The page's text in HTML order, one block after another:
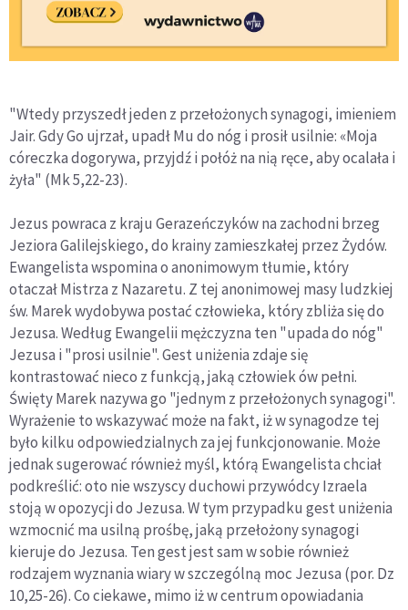
"Wtedy przyszedł jeden z przełożonych synagogi, imieniem
Jair. Gdy Go ujrzał, upadł Mu do nóg i prosił usilnie: «Moja
córeczka dogorywa, przyjdź i połóż na nią ręce, aby ocalała i
żyła" (Mk 5,22-23).
Jezus powraca z kraju Gerazeńczyków na zachodni brzeg
Jeziora Galilejskiego, do krainy zamieszkałej przez Żydów.
Ewangelista wspomina o anonimowym tłumie, który
otaczał Mistrza z Nazaretu. Z tej anonimowej masy ludzkiej
św. Marek wydobywa postać człowieka, który zbliża się do
Jezusa. Według Ewangelii mężczyzna ten "upada do nóg"
Jezusa i "prosi usilnie". Gest uniżenia zdaje się
kontrastować nieco z funkcją, jaką człowiek ów pełni.
Święty Marek nazywa go "jednym z przełożonych synagogi".
Wyrażenie to wskazywać może na fakt, iż w synagodze tej
było kilku odpowiedzialnych za jej funkcjonowanie. Może
jednak sugerować również myśl, którą Ewangelista chciał
podkreślić: oto nie wszyscy duchowi przywódcy Izraela
stoją w opozycji do Jezusa. W tym przypadku gest uniżenia
wzmocnić ma usilną prośbę, jaką przełożony synagogi
kieruje do Jezusa. Ten gest jest sam w sobie również
rodzajem wyznania wiary w szczególną moc Jezusa (por. Dz
10,25-26). Co ciekawe, mimo iż w centrum opowiadania